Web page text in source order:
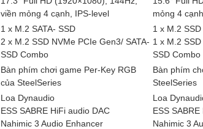
viền mỏng 4 cạnh, IPS-level
mỏng 4
1 x M.2 SATA- SSD
2 x M.2 SSD NVMe PCIe Gen3/ SATA-
SSD Combo
1 x M.2
1 x M.2
SSD Combo
Bàn phím chơi game Per-Key RGB
của SteelSeries
Bàn phím
SteelSeries
Loa Dynaudio
ESS SABRE HiFi audio DAC
Nahimic 3 Audio Enhancer
Loa
ESS
Nahimic 3